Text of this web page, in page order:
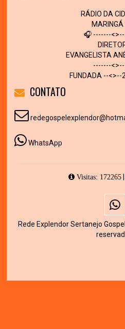
RÁDIO DA
MARINGÁ
🎧 -------
EVANGELISTA
-------
FUNDADA --
CONTATO
WhatsApp
Visitas: 172265
Rede Explendor Sertanejo